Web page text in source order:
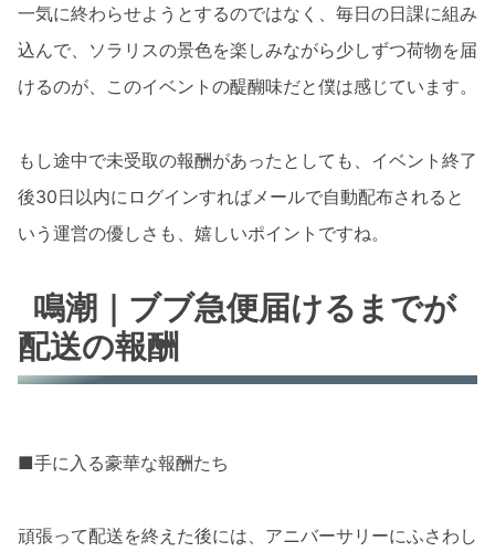
一気に終わらせようとするのではなく、毎日の日課に組み
込んで、ソラリスの景色を楽しみながら少しずつ荷物を届
けるのが、このイベントの醍醐味だと僕は感じています。
もし途中で未受取の報酬があったとしても、イベント終了
後30日以内にログインすればメールで自動配布されると
いう運営の優しさも、嬉しいポイントですね。
鳴潮｜ブブ急便届けるまでが
配送の報酬
■手に入る豪華な報酬たち
頑張って配送を終えた後には、アニバーサリーにふさわし